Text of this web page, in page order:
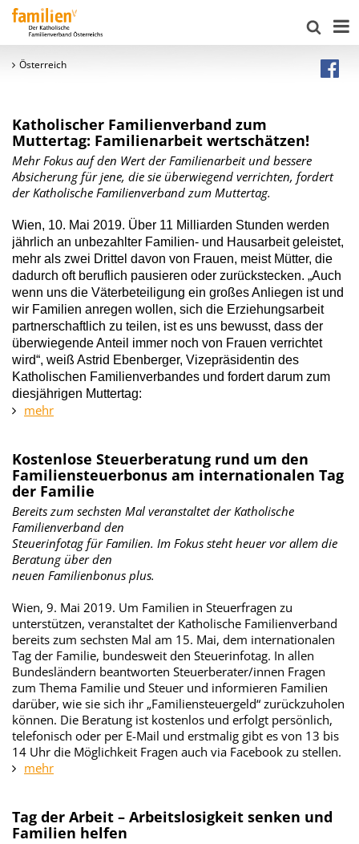
Österreich
Katholischer Familienverband zum
Muttertag: Familienarbeit wertschätzen!
Mehr Fokus auf den Wert der Familienarbeit und bessere
Absicherung für jene, die sie überwiegend verrichten, fordert
der Katholische Familienverband zum Muttertag.
Wien, 10. Mai 2019. Über 11 Milliarden Stunden werden
jährlich an unbezahlter Familien- und Hausarbeit geleistet,
mehr als zwei Drittel davon von Frauen, meist Mütter, die
dadurch oft beruflich pausieren oder zurückstecken. „Auch
wenn uns die Väterbeteiligung ein großes Anliegen ist und
wir Familien anregen wollen, sich die Erziehungsarbeit
partnerschaftlich zu teilen, ist es uns bewusst, dass der
überwiegende Anteil immer noch von Frauen verrichtet
wird“, weiß Astrid Ebenberger, Vizepräsidentin des
Katholischen Familienverbandes und fordert darum zum
diesjährigen Muttertag:
mehr
Kostenlose Steuerberatung rund um den
Familiensteuerbonus am internationalen Tag
der Familie
Bereits zum sechsten Mal veranstaltet der Katholische
Familienverband den
Steuerinfotag für Familien. Im Fokus steht heuer vor allem die
Beratung über den
neuen Familienbonus plus.
Wien, 9. Mai 2019. Um Familien in Steuerfragen zu
unterstützen, veranstaltet der Katholische Familienverband
bereits zum sechsten Mal am 15. Mai, dem internationalen
Tag der Familie, bundesweit den Steuerinfotag. In allen
Bundesländern beantworten Steuerberater/innen Fragen
zum Thema Familie und Steuer und informieren Familien
darüber, wie sie sich ihr „Familiensteuergeld“ zurückzuholen
können. Die Beratung ist kostenlos und erfolgt persönlich,
telefonisch oder per E-Mail und erstmalig gibt es von 13 bis
14 Uhr die Möglichkeit Fragen auch via Facebook zu stellen.
mehr
Tag der Arbeit – Arbeitslosigkeit senken und
Familien helfen